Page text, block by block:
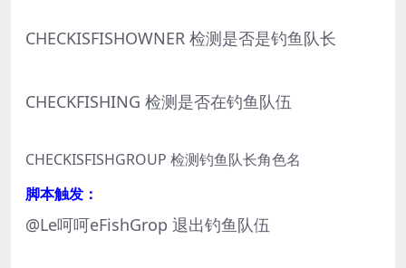
CHECKISFISHOWNER 检测是否是钓鱼队长
CHECKFISHING 检测是否在钓鱼队伍
CHECKISFISHGROUP 检测钓鱼队长角色名
脚本触发：
@Le呵呵eFishGrop 退出钓鱼队伍